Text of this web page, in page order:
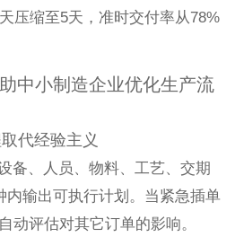
压缩至5天，准时交付率从78%
中小制造企业优化生产流
代经验主义
备、人员、物料、工艺、交期
内输出可执行计划。当紧急插单
动评估对其它订单的影响。